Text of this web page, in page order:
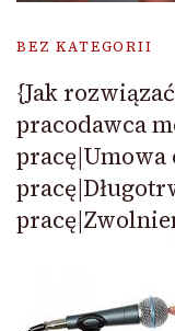
BEZ KATEGORII
{Jak
pracodawca
pracę|Umowa